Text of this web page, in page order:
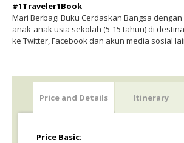
#1Traveler1Book
Mari Berbagi Buku Cerdaskan Bangsa
anak-anak usia sekolah (5-15 tahun) di
ke Twitter, Facebook dan akun media sosial
Price and Details Itinerary
Price Basic: